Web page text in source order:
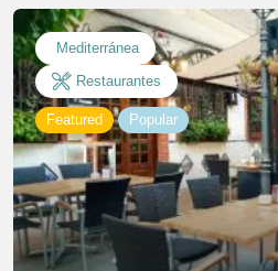
Mediterránea
Restaurantes
Featured Popular